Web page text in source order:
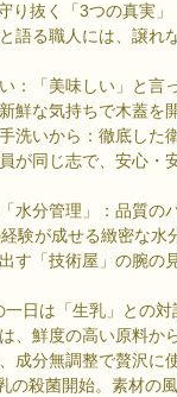
り抜く「3つの真実
語る職人には、譲れ
：「美味しい」と言
鮮な気持ちで木蓋を
洗いから：徹底した
が同じ志で、安心・
水分管理」：品質の
験が成せる緻密な水
す「技術屋」の腕の
日は「生乳」との対
、鮮度の高い原料か
成分無調整で贅沢に使
の殺菌開始。素材の